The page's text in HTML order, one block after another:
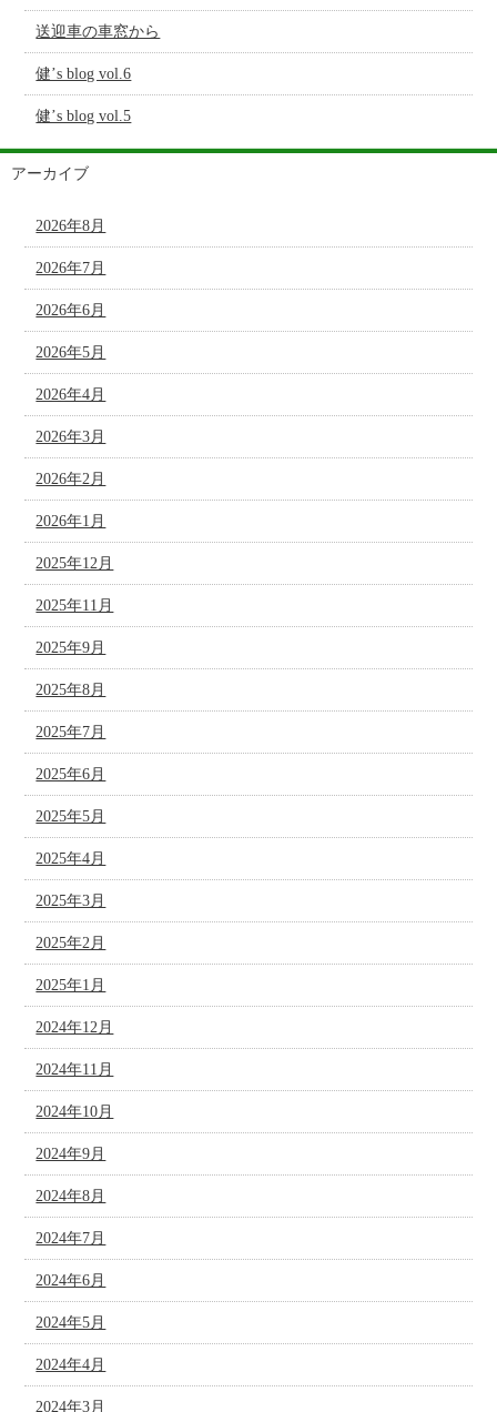
送迎車の車窓から
健’s blog vol.6
健’s blog vol.5
アーカイブ
2026年8月
2026年7月
2026年6月
2026年5月
2026年4月
2026年3月
2026年2月
2026年1月
2025年12月
2025年11月
2025年9月
2025年8月
2025年7月
2025年6月
2025年5月
2025年4月
2025年3月
2025年2月
2025年1月
2024年12月
2024年11月
2024年10月
2024年9月
2024年8月
2024年7月
2024年6月
2024年5月
2024年4月
2024年3月